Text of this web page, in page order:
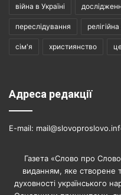
війна в Україні
переслідування
сім'я християнство
Адреса редакції
E-mail:
Газета «Слово про
виданням, яке створене
духовності українського